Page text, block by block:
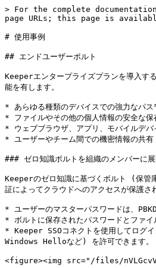
> For the complete documentation index, see [llms.txt](https://docs.keeper.io/llms.txt). Markdown versions of documentation pages are available by appending `.md` to page URLs; this page is available as [Markdown](https://docs.keeper.io/user-guides/jp/use-cases.md).

# 使用事例

## エンドユーザーボルト

Keeperエンタープライズプランを導入すると、ユーザーごとに個人用Keeperボルト (保管庫) がご利用になれます。Keeperは、あらゆる種類のデバイス、プラットフォーム、オペレーティングシステムで動作し、以下の機能を有します。

* あらゆる種類のデバイスでの強力なパスワードの作成と管理
* ファイルやその他の個人情報の安全な保存
* ウェブブラウザ、アプリ、モバイルデバイスでのパスワードの自動入力
* ユーザーやチーム間での機密情報の共有

### ゼロ知識ボルトを組織のメンバーに展開

Keeperのゼロ知識に基づくボルト (保管庫) は複数の暗号化レイヤーで保護されています。ボルトは、ローカルデバイス上のデータの暗号化と復号化に使用されるマスターパスワードによって保護されます。さらに、2要素認証によってクラウドへのアクセスが保護されます。以下はボルトの主なセキュリティ機能の一部となります。

* ユーザーのマスターパスワードは、PBKDF2を使用して暗号化鍵を導出するために使用されます。この暗号化鍵でユーザーのボルトを暗号化および復号化します。
* ボルトに保存されたパスワードとファイルは、個別に強力な256ビットAESキーで保護されます。
* Keeper SSOコネクトを使用してログインするユーザーにはマスターパスワードは不要です。暗号化鍵が所属される組織によって管理されるためです。管理者はボルトへの生体認証ログイン (Face ID/Touch ID、Windows Helloなど) を許可できます。

<figure><img src="/files/nVLGcvVXfSlTqUDN2KBP" alt=""><figcaption><p>Windows Hello Login</p></figcaption></figure>

### 強力なパスワードの生成

ウェブサイトごとにランダムに生成された強力なパスワードを作成することは、データ漏洩、パスワードスタッフィング、パスワードスプレー攻撃から保護するうえで大変重要となります。Keeperのパスワード生成機能と監査機能により、組織全体でパスワードに関するコンプライアンスを徹底できます。

<figure><img src="/files/hTb1j6lEmr2pN9doZHlN" alt=""><figcaption><p>パスワード生成ツール</p></figcaption></figure>

### あらゆるプラットフォームとデバイスを保護

Keeperにより、あらゆるデバイスおよびオペレーティングシステムでパスワードと個人情報が保護されます。Keeper Securityのウェブサイトや主要なアプリストアからも導入していただけます。SCCMの導入やCitrixなどの仮想環境にも完全に対応しています。

#### **Keeper® デスクトップアプリ**

Keeperボルトへの高速かつ安全なアクセスを実現する、Keeperのすべての機能を備えたデスクトップアプリケーションです。

<figure><img src="/files/IbznOrkXp2kkWZzt2ZBh" alt=""><figcaption></figcaption></figure>

#### **KeeperFill®**

KeeperFillブラウザ拡張機能で、ウェブサイトにログイン情報を自動入力します。

<figure><img src="/files/bkvObXmek77qtXSUVHok" alt=""><figcaption></figcaption></figure>

#### **Keeper®モバイルアプリ**

Keeperボルトへの高速かつ安全なアクセスを実現する、Keeperのすべての機能を備えたモバイルアプリケーションです。

<figure><img src="/files/